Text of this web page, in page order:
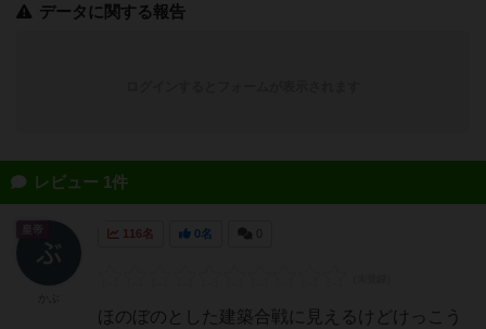
データに関する報告
レビュー 1件
116名 0名
ほのぼのとした建築合戦に見えるけどけっこう